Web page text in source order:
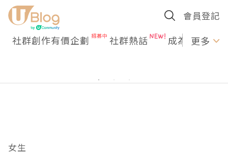
會員登記
社群創作有價企劃 社群熱話 成為U更多
女生